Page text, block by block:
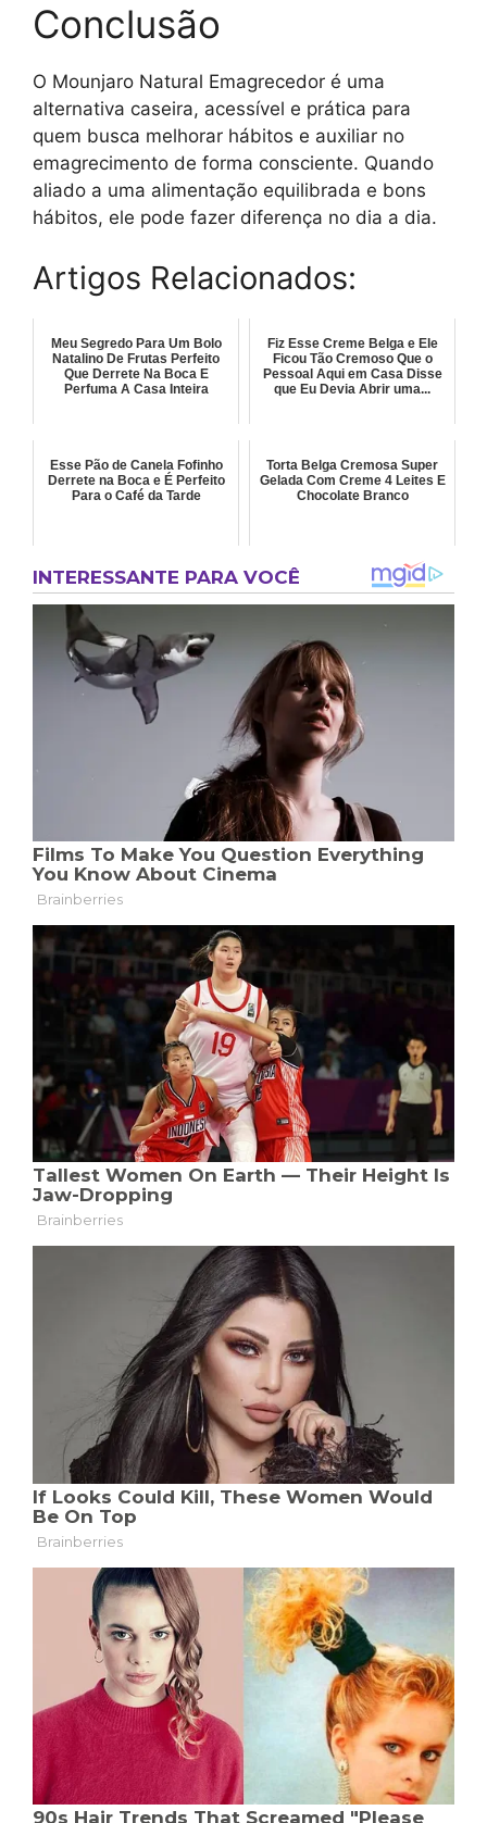
Conclusão
O Mounjaro Natural Emagrecedor é uma
alternativa caseira, acessível e prática para
quem busca melhorar hábitos e auxiliar no
emagrecimento de forma consciente. Quando
aliado a uma alimentação equilibrada e bons
hábitos, ele pode fazer diferença no dia a dia.
Artigos Relacionados:
Meu Segredo Para Um Bolo
Natalino De Frutas Perfeito
Que Derrete Na Boca E
Perfuma A Casa Inteira
Fiz Esse Creme Belga e Ele
Ficou Tão Cremoso Que o
Pessoal Aqui em Casa Disse
que Eu Devia Abrir uma...
Esse Pão de Canela Fofinho
Derrete na Boca e É Perfeito
Para o Café da Tarde
Torta Belga Cremosa Super
Gelada Com Creme 4 Leites E
Chocolate Branco